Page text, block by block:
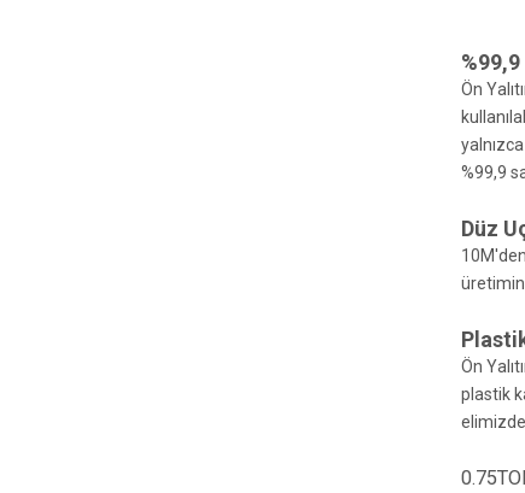
Ön
%99,9
Düz
Ön
plastik